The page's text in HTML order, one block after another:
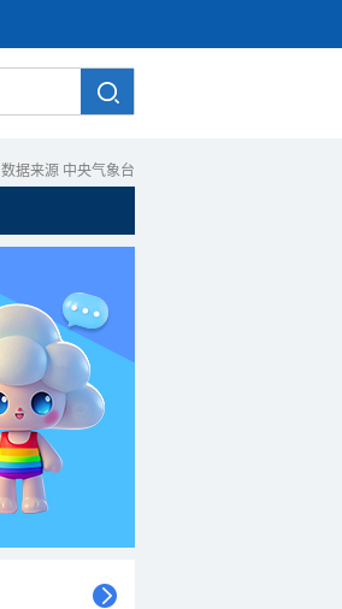
数据来源 中央气象台